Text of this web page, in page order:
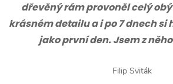
dřevěný rám provoněl celý
krásném detailu a i po 7 dnech si
jako první den. Jsem z
Filip Sviták